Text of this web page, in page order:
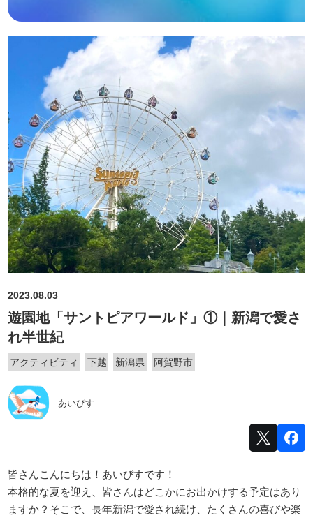
2023.08.03
遊園地「サントピアワールド」①｜新潟で愛さ
れ半世紀
アクティビティ 下越 新潟県 阿賀野市
あいびす
皆さんこんにちは！あいびすです！
本格的な夏を迎え、皆さんはどこかにお出かけする予定はあり
ますか？そこで、長年新潟で愛され続け、たくさんの喜びや楽